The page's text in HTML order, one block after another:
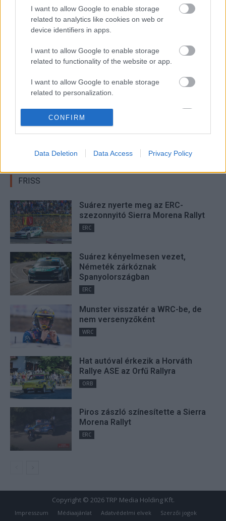
I want to allow Google to enable storage
related to analytics like cookies on web or
device identifiers in apps.
I want to allow Google to enable storage
related to functionality of the website or app.
I want to allow Google to enable storage
related to personalization.
I want to allow Google to enable storage
related to security, including authentication
functionality and fraud prevention, and other
CONFIRM
Data Deletion Data Access Privacy Policy
idén, 27 évvel később Kalle Rovanpera.
Pinterest
http://rallycafe.hu
FRISS
Suárez nyerte meg az ERC-
szezonnyitó Sierra Morena Rallyt
ERC
Suárez kényelmesen vezet,
Németék zárkóznak
Spanyolországban
ERC
Munster visszatér a WRC-be, de
nem versenyzőként
WRC
Hat autóval érkezik a Horváth
Rallye ASE az Orfű Rallyra
ORB
Piros zászló színesítette a Sierra
Morena Rallyt
ERC
Copyright © 2026 TRP Media Holding Kft.
Impresszum Médiaajánlat Adatvédelmi elvek Szerzői jogok